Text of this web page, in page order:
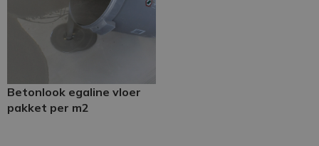
Betonlook egaline vloer
pakket per m2